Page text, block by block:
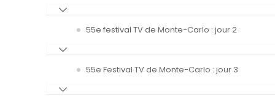
55e festival TV de Monte-Carlo : jour 2
55e Festival TV de Monte-Carlo : jour 3